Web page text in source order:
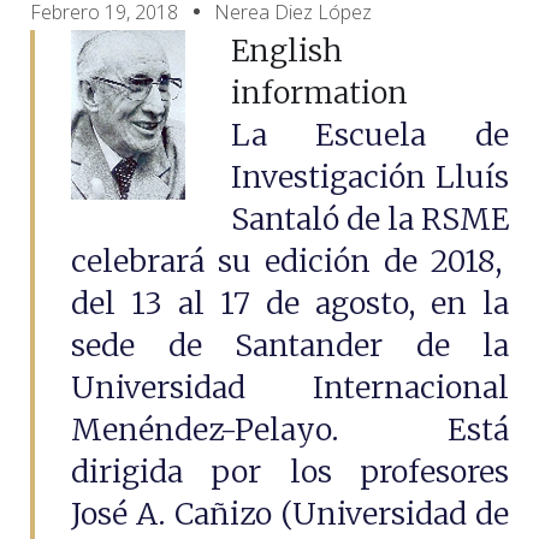
Febrero 19, 2018 Nerea Diez López
English
information
La Escuela de
Investigación Lluís
Santaló de la RSME
celebrará su edición de 2018,
del 13 al 17 de agosto, en la
sede de Santander de la
Universidad Internacional
Menéndez-Pelayo. Está
dirigida por los profesores
José A. Cañizo (Universidad de